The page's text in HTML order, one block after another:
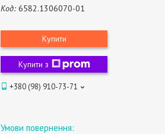
Код: 6582.1306070-01
Купити
Купити з
+380 (98) 910-73-71